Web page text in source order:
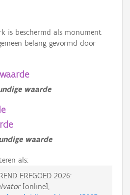
is beschermd als monument
belang gevormd door
waarde
waarde
als:
ERFGOED 2026:
[online],